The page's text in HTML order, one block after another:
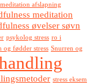
meditation afslapning
meditation
øvelser søvn
psykolog stress ro i
og fødder stress Snurren og
stress eksem